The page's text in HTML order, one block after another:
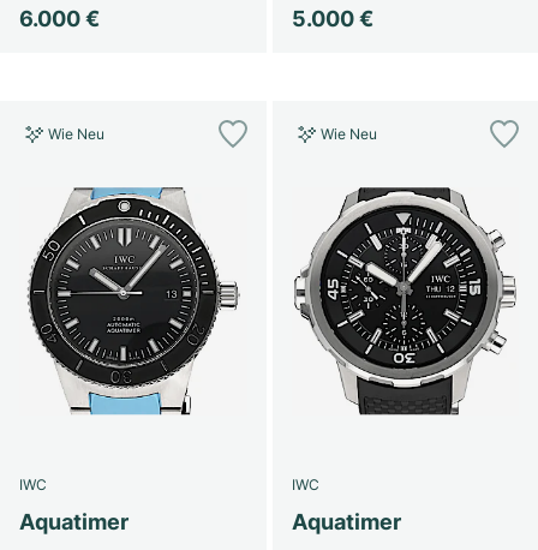
6.000 € 5.000 €
Wie Neu
IWC
Aquatimer
Wie Neu
IWC
Aquatimer